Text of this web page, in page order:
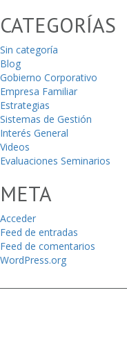
CATEGORÍAS
Sin categoría
Blog
Gobierno Corporativo
Empresa Familiar
Estrategias
Sistemas de Gestión
Interés General
Videos
Evaluaciones Seminarios
META
Acceder
Feed de entradas
Feed de comentarios
WordPress.org